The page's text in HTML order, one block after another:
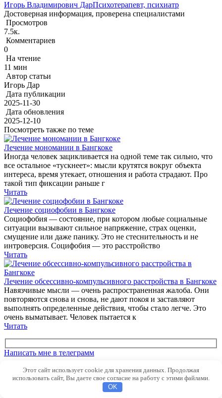
Игорь Владимирович ДарПсихотерапевт, психиатр
Достоверная информация, проверена специалистами
Просмотров
7.5к.
Комментариев
0
На чтение
11 мин
Автор статьи
Игорь Дар
Дата публикации
2025-11-30
Дата обновления
2025-12-10
Посмотреть также по теме
Лечение мономании в Бангкоке
Иногда человек зацикливается на одной теме так сильно, что
все остальное «тускнеет»: мысли крутятся вокруг объекта
интереса, время утекает, отношения и работа страдают. Про
такой тип фиксации раньше г
Читать
Лечение социофобии в Бангкоке
Социофобия — состояние, при котором любые социальные
ситуации вызывают сильное напряжение, страх оценки,
смущение или даже панику. Это не стеснительность и не
интроверсия. Социфобия — это расстройство
Читать
Лечение обсессивно-компульсивного расстройства в Бангкоке
Навязчивые мысли — очень распространенная жалоба. Они
повторяются снова и снова, не дают покоя и заставляют
выполнять определенные действия, чтобы стало легче. Это
очень выматывает. Человек пытается к
Читать
Написать мне в телеграмм
Помогу без затяжных и ненужных
Этот сайт использует cookie для хранения данных. Продолжая
использовать сайт, Вы даете свое согласие на работу с этими файлами.
OK